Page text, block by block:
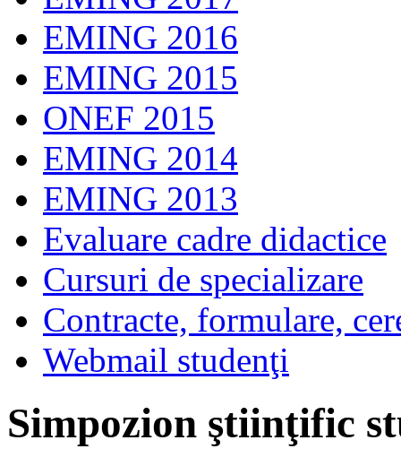
EMING 2016
EMING 2015
ONEF 2015
EMING 2014
EMING 2013
Evaluare cadre didactice
Cursuri de specializare
Contracte, formulare,
Webmail studenţi
Simpozion ştiinţific